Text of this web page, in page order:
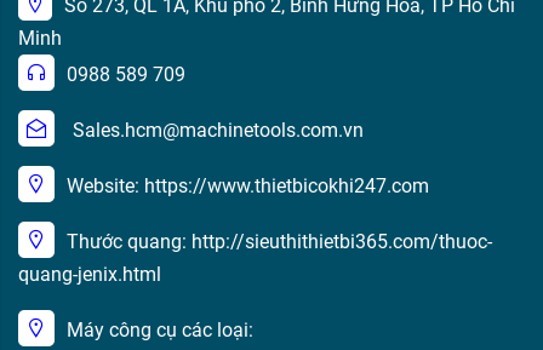
Số 273, QL 1A, Khu phố 2, Bình Hưng Hòa, TP Hồ Chí
Minh
0988 589 709
Sales.hcm@machinetools.com.vn
Website: https://www.thietbicokhi247.com
Thước quang: http://sieuthithietbi365.com/thuoc-
quang-jenix.html
Máy công cụ các loại: